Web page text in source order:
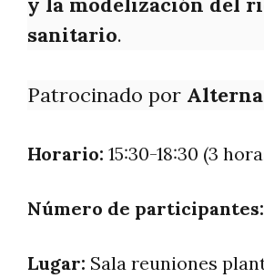
sanitario.
Patrocinado por
Horario: 15:30-18:30 (3
Número de participantes:
Lugar: Sala reuniones